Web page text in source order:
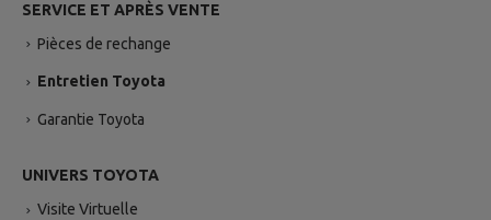
SERVICE ET APRÈS VENTE
Pièces de rechange
Entretien Toyota
Garantie Toyota
UNIVERS TOYOTA
Visite Virtuelle